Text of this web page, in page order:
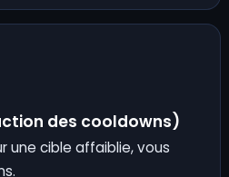
des cooldowns)
une cible affaiblie, vous